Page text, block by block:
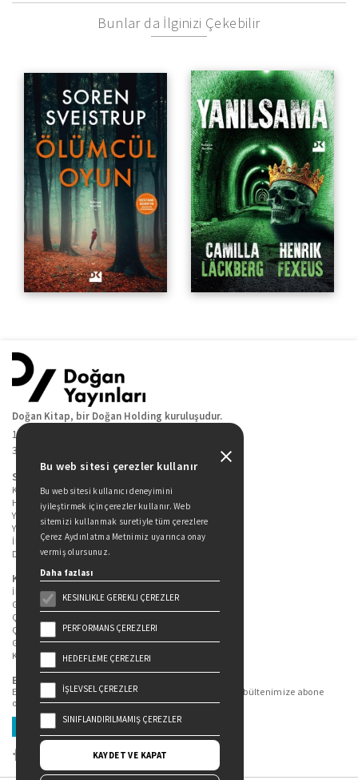
Bunlar da İlginizi Çekebilir
Doğan Kitap, bir Doğan Holding kuruluşudur.
19 Mayıs Cad. Golden Plaza No:1 Kat:10
34360 / Şişli / İstanbul
Sitede Yer Alan Sayfalar
Kitaplarımız
Hakkımızda
Yazarlarımız
Yazar Adayları İçin
İletişim
Duygu Asena Roman Ödülü
Kişisel Verilerin Korunması
İlgili Kişi Başvuru Formu
Genel Aydınlatma Metni
Çekiliş Aydınlatma Metni
Çerez Aydınlatma Metni
Gizlilik Politikası
Kullanım Şartları
Bizi Takip Edin...
En güncel kitap ve etkinliklerden haberdar olmak için bültenimize abone
olun.
Üye Ol
Bu web sitesi çerezler kullanır
Bu web sitesi kullanıcı deneyimini
iyileştirmek için çerezler kullanır. Web
sitemizi kullanmak suretiyle tüm çerezlere
Çerez Aydınlatma Metnimiz uyarınca onay
vermiş olursunuz.
Daha fazlası
KESINLIKLE GEREKLI ÇEREZLER
PERFORMANS ÇEREZLERI
HEDEFLEME ÇEREZLERI
İŞLEVSEL ÇEREZLER
SINIFLANDIRILMAMIŞ ÇEREZLER
KAYDET VE KAPAT